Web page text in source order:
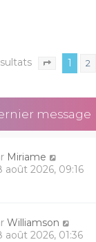
Page sur
1 2
message
Miriame
août 2026, 09:16
Williamson
août 2026, 01:36